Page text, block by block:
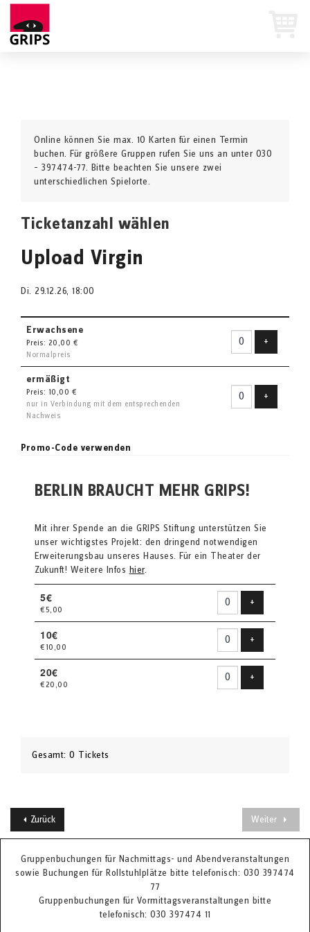
Online können Sie max. 10 Karten für einen Termin
buchen. Für größere Gruppen rufen Sie uns an unter 030
– 397474-77. Bitte beachten Sie unsere zwei
unterschiedlichen Spielorte.
Ticketanzahl wählen
Upload Virgin
Di. 29.12.26, 18:00
Erwachsene
Preis: 20,00 €
Normalpreis
+
ermäßigt
Preis: 10,00 €
nur in Verbindung mit dem entsprechenden
Nachweis
+
Promo-Code verwenden
BERLIN BRAUCHT MEHR GRIPS!
Mit ihrer Spende an die GRIPS Stiftung unterstützen Sie
unser wichtigstes Projekt: den dringend notwendigen
Erweiterungsbau unseres Hauses. Für ein Theater der
Zukunft! Weitere Infos hier.
5€
€5,00
+
10€
€10,00
+
20€
€20,00
+
Gesamt: 0 Tickets
Zurück Weiter
Gruppenbuchungen für Nachmittags- und Abendveranstaltungen
sowie Buchungen für Rollstuhlplätze bitte telefonisch: 030 397474
77
Gruppenbuchungen für Vormittagsveranstaltungen bitte
telefonisch: 030 397474 11